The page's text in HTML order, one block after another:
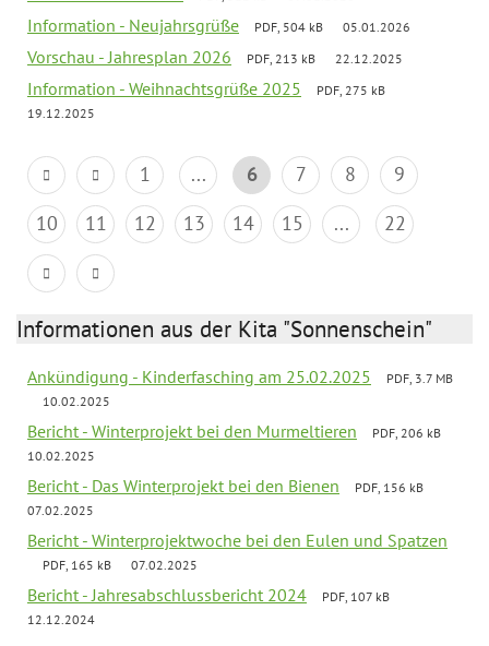
Information - Neujahrsgrüße PDF, 504 kB 05.01.2026
Vorschau - Jahresplan 2026 PDF, 213 kB 22.12.2025
Information - Weihnachtsgrüße 2025
PDF, 275 kB
19.12.2025
1 ... 6 7 8
9
10
11 12 13 14 15 ... 22
Informationen aus der Kita "Sonnenschein"
Ankündigung - Kinderfasching am 25.02.2025
PDF, 3.7 MB
10.02.2025
Bericht - Winterprojekt bei den Murmeltieren
PDF, 206 kB
10.02.2025
Bericht - Das Winterprojekt bei den Bienen
PDF, 156 kB
07.02.2025
Bericht - Winterprojektwoche bei den Eulen und Spatzen
PDF, 165 kB 07.02.2025
Bericht - Jahresabschlussbericht 2024
PDF, 107 kB
12.12.2024